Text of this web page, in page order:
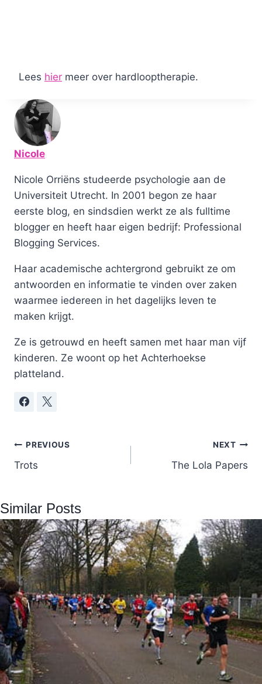
Lees hier meer over hardlooptherapie.
Nicole
Nicole Orriëns studeerde psychologie aan de
Universiteit Utrecht. In 2001 begon ze haar
eerste blog, en sindsdien werkt ze als fulltime
blogger en heeft haar eigen bedrijf: Professional
Blogging Services.
Haar academische achtergrond gebruikt ze om
antwoorden en informatie te vinden over zaken
waarmee iedereen in het dagelijks leven te
maken krijgt.
Ze is getrouwd en heeft samen met haar man vijf
kinderen. Ze woont op het Achterhoekse
platteland.
Post
navigation
PREVIOUS
Trots
NEXT
The Lola Papers
Similar Posts